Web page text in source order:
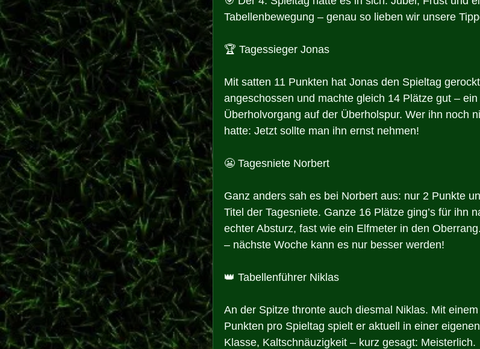
Tabellenbewegung – genau so lieben wir unsere
🏆 Tagessieger Jonas
Mit satten 11 Punkten hat Jonas den Spieltag
angeschossen und machte gleich 14 Plätze gut –
Überholvorgang auf der Überholspur. Wer ihn noch
hatte: Jetzt sollte man ihn ernst nehmen!
😬 Tagesniete Norbert
Ganz anders sah es bei Norbert aus: nur 2 Punkte
Titel der Tagesniete. Ganze 16 Plätze ging’s für ihn
echter Absturz, fast wie ein Elfmeter in den
– nächste Woche kann es nur besser werden!
👑 Tabellenführer Niklas
An der Spitze thronte auch diesmal Niklas. Mit
Punkten pro Spieltag spielt er aktuell in einer
Klasse, Kaltschnäuzigkeit – kurz gesagt: Meisterlich.